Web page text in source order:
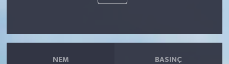
NEM BASINÇ